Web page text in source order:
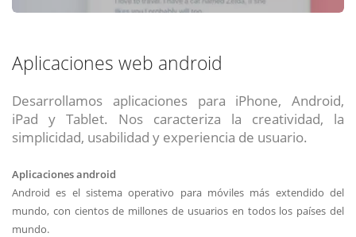
Aplicaciones web android
Desarrollamos aplicaciones para iPhone, Android,
iPad y Tablet. Nos caracteriza la creatividad, la
simplicidad, usabilidad y experiencia de usuario.
Aplicaciones android
Android es el sistema operativo para móviles más extendido del
mundo, con cientos de millones de usuarios en todos los países del
mundo.